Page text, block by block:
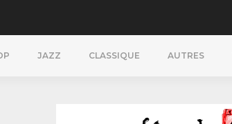
JAZZ CLASSIQUE AUTRES